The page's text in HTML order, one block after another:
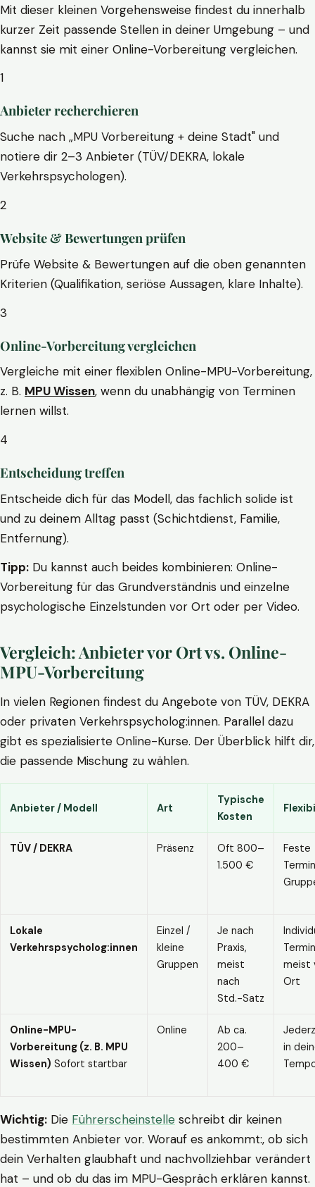
Mit dieser kleinen Vorgehensweise findest du innerhalb
kurzer Zeit passende Stellen in deiner Umgebung – und
kannst sie mit einer Online-Vorbereitung vergleichen.
1
Anbieter recherchieren
Suche nach „MPU Vorbereitung + deine Stadt" und
notiere dir 2–3 Anbieter (TÜV/DEKRA, lokale
Verkehrspsychologen).
2
Website & Bewertungen prüfen
Prüfe Website & Bewertungen auf die oben genannten
Kriterien (Qualifikation, seriöse Aussagen, klare Inhalte).
3
Online-Vorbereitung vergleichen
Vergleiche mit einer flexiblen Online-MPU-Vorbereitung,
z. B. MPU Wissen, wenn du unabhängig von Terminen
lernen willst.
4
Entscheidung treffen
Entscheide dich für das Modell, das fachlich solide ist
und zu deinem Alltag passt (Schichtdienst, Familie,
Entfernung).
Tipp: Du kannst auch beides kombinieren: Online-
Vorbereitung für das Grundverständnis und einzelne
psychologische Einzelstunden vor Ort oder per Video.
Vergleich: Anbieter vor Ort vs. Online-
MPU-Vorbereitung
In vielen Regionen findest du Angebote von TÜV, DEKRA
oder privaten Verkehrspsycholog:innen. Parallel dazu
gibt es spezialisierte Online-Kurse. Der Überblick hilft dir,
die passende Mischung zu wählen.
Anbieter / Modell Art
Typische
Kosten
TÜV / DEKRA Präsenz
Oft 800–
1.500 €
Feste
Lokale
Verkehrspsycholog:innen
Einzel /
kleine
Gruppen
Je nach
Praxis,
meist
nach
Std.-Satz
meist
Ort
Online-MPU-
Vorbereitung (z. B. MPU
Wissen) Sofort startbar
Online
Ab ca.
200–
400 €
in
Wichtig: Die Führerscheinstelle schreibt dir keinen
bestimmten Anbieter vor. Worauf es ankommt:, ob sich
dein Verhalten glaubhaft und nachvollziehbar verändert
hat – und ob du das im MPU-Gespräch erklären kannst.